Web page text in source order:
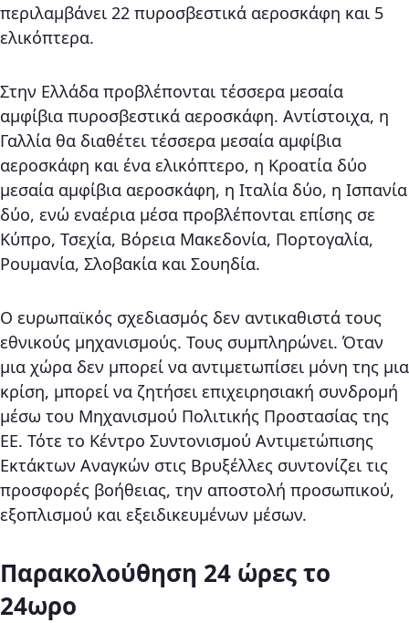
περιλαμβάνει 22 πυροσβεστικά αεροσκάφη και 5
ελικόπτερα.
Στην Ελλάδα προβλέπονται τέσσερα μεσαία
αμφίβια πυροσβεστικά αεροσκάφη. Αντίστοιχα, η
Γαλλία θα διαθέτει τέσσερα μεσαία αμφίβια
αεροσκάφη και ένα ελικόπτερο, η Κροατία δύο
μεσαία αμφίβια αεροσκάφη, η Ιταλία δύο, η Ισπανία
δύο, ενώ εναέρια μέσα προβλέπονται επίσης σε
Κύπρο, Τσεχία, Βόρεια Μακεδονία, Πορτογαλία,
Ρουμανία, Σλοβακία και Σουηδία.
Ο ευρωπαϊκός σχεδιασμός δεν αντικαθιστά τους
εθνικούς μηχανισμούς. Τους συμπληρώνει. Όταν
μια χώρα δεν μπορεί να αντιμετωπίσει μόνη της μια
κρίση, μπορεί να ζητήσει επιχειρησιακή συνδρομή
μέσω του Μηχανισμού Πολιτικής Προστασίας της
ΕΕ. Τότε το Κέντρο Συντονισμού Αντιμετώπισης
Εκτάκτων Αναγκών στις Βρυξέλλες συντονίζει τις
προσφορές βοήθειας, την αποστολή προσωπικού,
εξοπλισμού και εξειδικευμένων μέσων.
Παρακολούθηση 24 ώρες το
24ωρο